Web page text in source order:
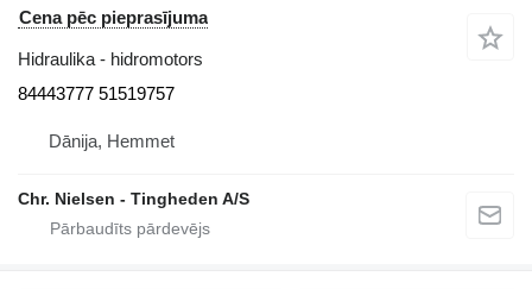
Cena pēc pieprasījuma
Hidraulika - hidromotors
84443777 51519757
Dānija, Hemmet
Chr. Nielsen - Tingheden A/S